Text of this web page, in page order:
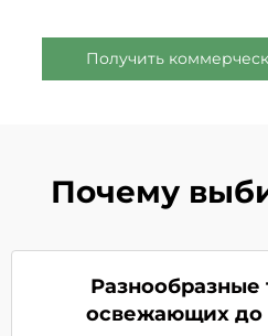
Получить
Почему
Разнообразные
освежающих